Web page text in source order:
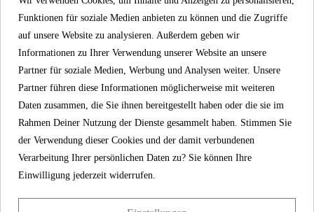
Befestigungssatz - 1202754
19,99 €
inkl. MwSt.
Artikel-Nr 1202754
Gewicht 0,0 kg
KONTAKT
Funktionen für soziale Medien anbieten zu können und die Zugriffe
auf unsere Website zu analysieren. Außerdem geben wir
Informationen zu Ihrer Verwendung unserer Website an unsere
Partner für soziale Medien, Werbung und Analysen weiter. Unsere
Partner führen diese Informationen möglicherweise mit weiteren
Daten zusammen, die Sie ihnen bereitgestellt haben oder die sie im
Rahmen Deiner Nutzung der Dienste gesammelt haben. Stimmen Sie
der Verwendung dieser Cookies und der damit verbundenen
Verarbeitung Ihrer persönlichen Daten zu? Sie können Ihre
Einwilligung jederzeit widerrufen.